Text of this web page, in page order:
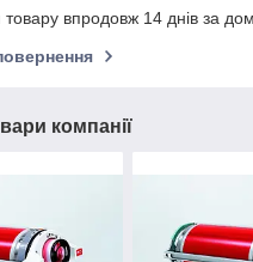
впродовж 14 днів за
компанії